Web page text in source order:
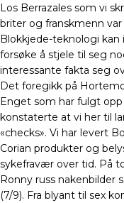
Los Berrazales som vi
briter og franskmenn
Blokkjede-teknologi kan
forsøke å stjele til seg
interessante fakta seg
Det foregikk på
Enget som har fulgt
konstaterte at vi her til
«checks». Vi har levert
Corian produkter og
sykefravær over tid. På
Ronny russ nakenbilder
(7/9). Fra blyant til sex